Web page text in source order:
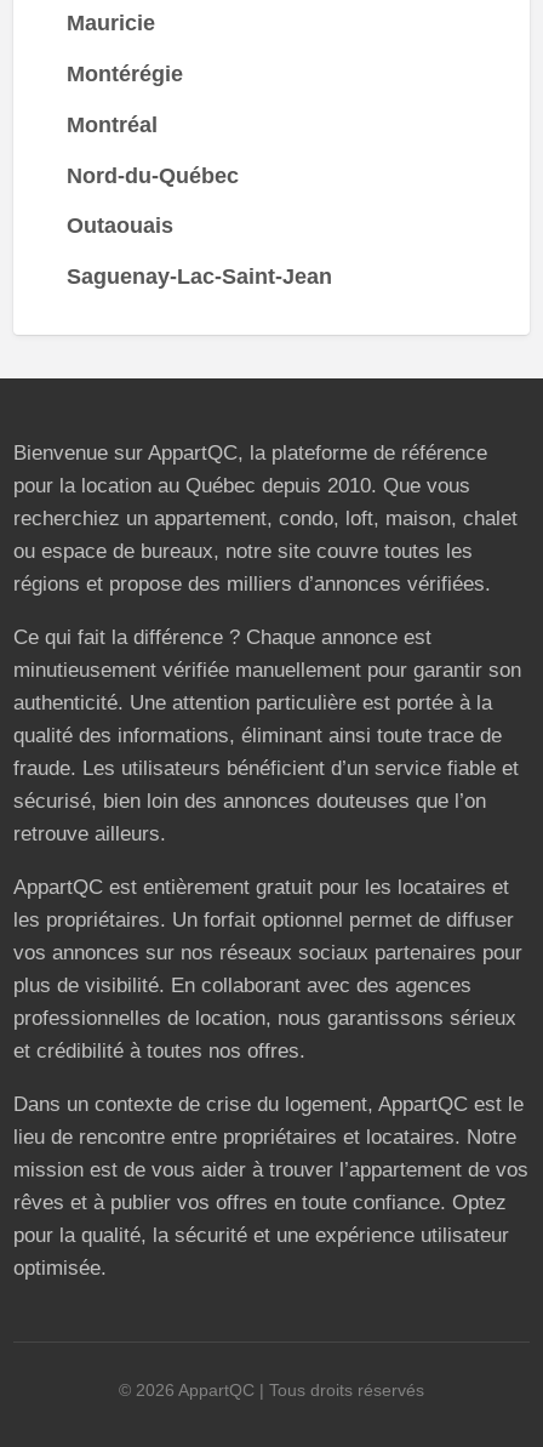
Mauricie
Montérégie
Montréal
Nord-du-Québec
Outaouais
Saguenay-Lac-Saint-Jean
Bienvenue sur AppartQC, la plateforme de référence
pour la location au Québec depuis 2010. Que vous
recherchiez un appartement, condo, loft, maison, chalet
ou espace de bureaux, notre site couvre toutes les
régions et propose des milliers d’annonces vérifiées.
Ce qui fait la différence ? Chaque annonce est
minutieusement vérifiée manuellement pour garantir son
authenticité. Une attention particulière est portée à la
qualité des informations, éliminant ainsi toute trace de
fraude. Les utilisateurs bénéficient d’un service fiable et
sécurisé, bien loin des annonces douteuses que l’on
retrouve ailleurs.
AppartQC est entièrement gratuit pour les locataires et
les propriétaires. Un forfait optionnel permet de diffuser
vos annonces sur nos réseaux sociaux partenaires pour
plus de visibilité. En collaborant avec des agences
professionnelles de location, nous garantissons sérieux
et crédibilité à toutes nos offres.
Dans un contexte de crise du logement, AppartQC est le
lieu de rencontre entre propriétaires et locataires. Notre
mission est de vous aider à trouver l’appartement de vos
rêves et à publier vos offres en toute confiance. Optez
pour la qualité, la sécurité et une expérience utilisateur
optimisée.
© 2026 AppartQC | Tous droits réservés